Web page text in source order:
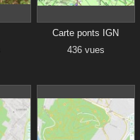
Carte ponts IGN
436 vues